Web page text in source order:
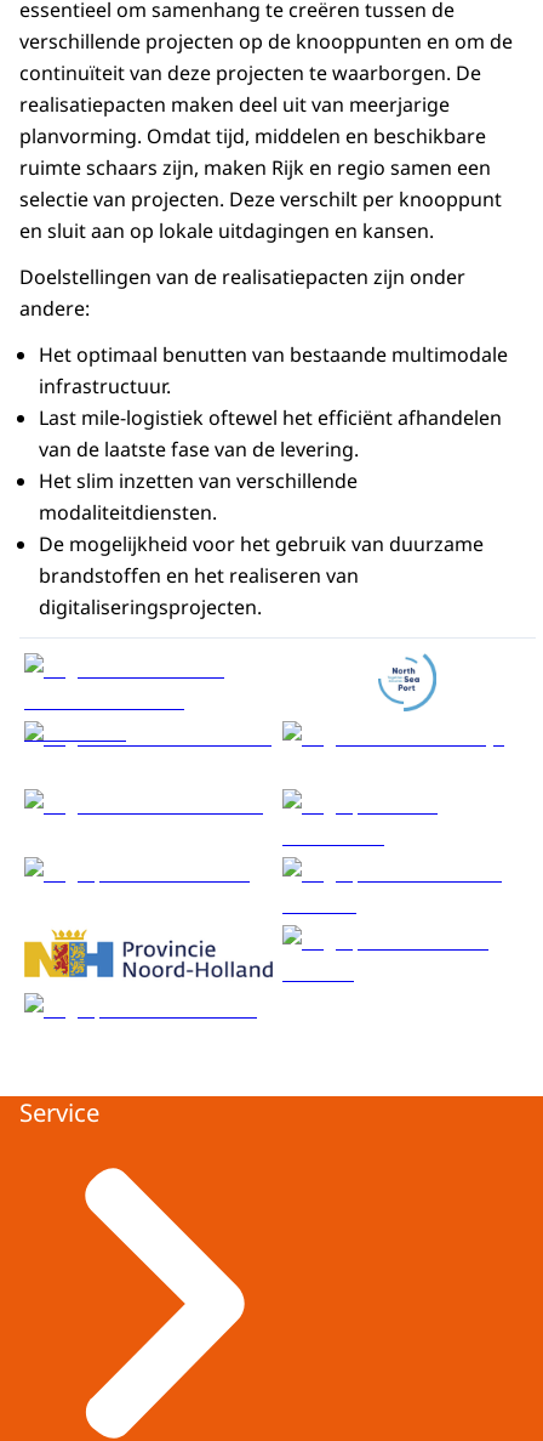
essentieel om samenhang te creëren tussen de
verschillende projecten op de knooppunten en om de
continuïteit van deze projecten te waarborgen. De
realisatiepacten maken deel uit van meerjarige
planvorming. Omdat tijd, middelen en beschikbare
ruimte schaars zijn, maken Rijk en regio samen een
selectie van projecten. Deze verschilt per knooppunt
en sluit aan op lokale uitdagingen en kansen.
Doelstellingen van de realisatiepacten zijn onder
andere:
Het optimaal benutten van bestaande multimodale
infrastructuur.
Last mile-logistiek oftewel het efficiënt afhandelen
van de laatste fase van de levering.
Het slim inzetten van verschillende
modaliteitdiensten.
De mogelijkheid voor het gebruik van duurzame
brandstoffen en het realiseren van
digitaliseringsprojecten.
Service